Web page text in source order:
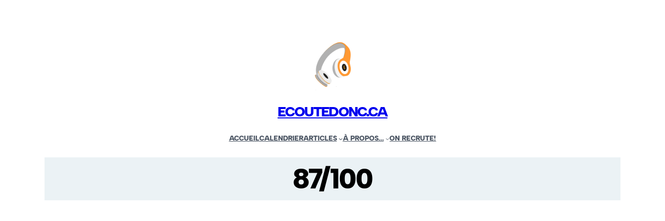
ECOUTEDONC.CA
ACCUEILCALENDRIERARTICLES À PROPOS… ON RECRUTE!
87/100